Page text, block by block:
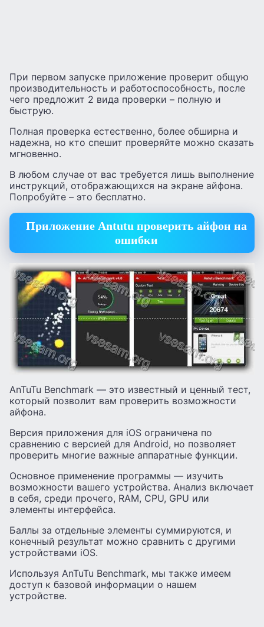
При первом запуске приложение проверит общую
производительность и работоспособность, после
чего предложит 2 вида проверки – полную и
быструю.
Полная проверка естественно, более обширна и
надежна, но кто спешит проверяйте можно сказать
мгновенно.
В любом случае от вас требуется лишь выполнение
инструкций, отображающихся на экране айфона.
Попробуйте – это бесплатно.
Приложение Antutu проверить айфон на
ошибки
AnTuTu Benchmark — это известный и ценный тест,
который позволит вам проверить возможности
айфона.
Версия приложения для iOS ограничена по
сравнению с версией для Android, но позволяет
проверить многие важные аппаратные функции.
Основное применение программы — изучить
возможности вашего устройства. Анализ включает
в себя, среди прочего, RAM, CPU, GPU или
элементы интерфейса.
Баллы за отдельные элементы суммируются, и
конечный результат можно сравнить с другими
устройствами iOS.
Используя AnTuTu Benchmark, мы также имеем
доступ к базовой информации о нашем
устройстве.